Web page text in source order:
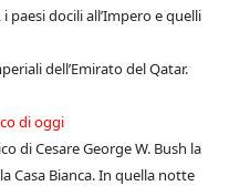
paesi docili all’Impero e quelli
dell’Emirato del Qatar.
di oggi
di Cesare George W. Bush la
Casa Bianca. In quella notte